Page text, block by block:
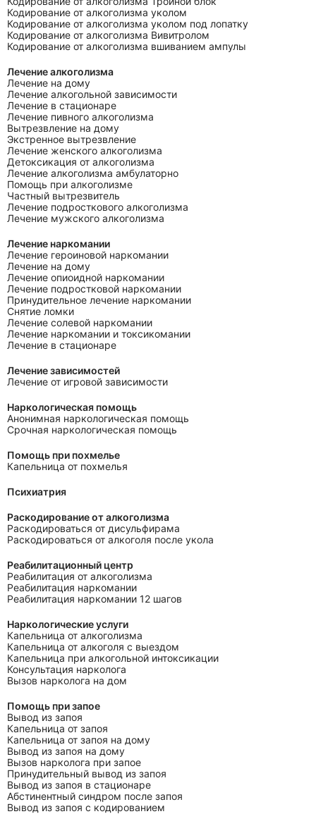
Кодирование от алкоголизма уколом
Кодирование от алкоголизма уколом под лопатку
Кодирование от алкоголизма Вивитролом
Кодирование от алкоголизма вшиванием ампулы
Лечение алкоголизма
Лечение на дому
Лечение алкогольной зависимости
Лечение в стационаре
Лечение пивного алкоголизма
Вытрезвление на дому
Экстренное вытрезвление
Лечение женского алкоголизма
Детоксикация от алкоголизма
Лечение алкоголизма амбулаторно
Помощь при алкоголизме
Частный вытрезвитель
Лечение подросткового алкоголизма
Лечение мужского алкоголизма
Лечение наркомании
Лечение героиновой наркомании
Лечение на дому
Лечение опиоидной наркомании
Лечение подростковой наркомании
Принудительное лечение наркомании
Снятие ломки
Лечение солевой наркомании
Лечение наркомании и токсикомании
Лечение в стационаре
Лечение зависимостей
Лечение от игровой зависимости
Наркологическая помощь
Анонимная наркологическая помощь
Срочная наркологическая помощь
Помощь при похмелье
Капельница от похмелья
Психиатрия
Раскодирование от алкоголизма
Раскодироваться от дисульфирама
Раскодироваться от алкоголя после укола
Реабилитационный центр
Реабилитация от алкоголизма
Реабилитация наркомании
Реабилитация наркомании 12 шагов
Наркологические услуги
Капельница от алкоголизма
Капельница от алкоголя с выездом
Капельница при алкогольной интоксикации
Консультация нарколога
Вызов нарколога на дом
Помощь при запое
Вывод из запоя
Капельница от запоя
Капельница от запоя на дому
Вывод из запоя на дому
Вызов нарколога при запое
Принудительный вывод из запоя
Вывод из запоя в стационаре
Абстинентный синдром после запоя
Вывод из запоя с кодированием